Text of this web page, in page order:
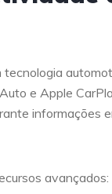
e Apple
informações
avançados: